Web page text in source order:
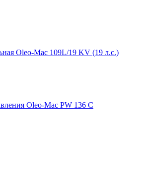
Oleo-Mac 109L/19 KV (19 л.с.)